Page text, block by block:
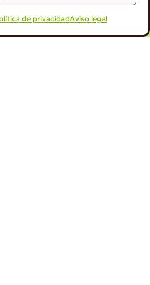
de privacidadAviso legal